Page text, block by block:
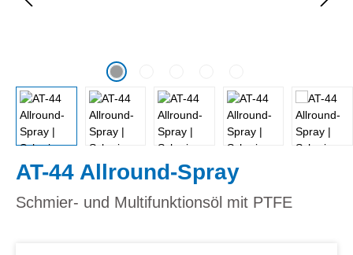
AT-44 Allround-Spray
Schmier- und Multifunktionsöl mit PTFE